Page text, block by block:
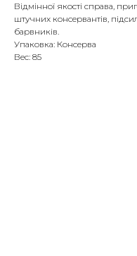
Відмінної якості справа,
штучних консервантів,
барвників.
Упаковка: Консерва
Вес: 85